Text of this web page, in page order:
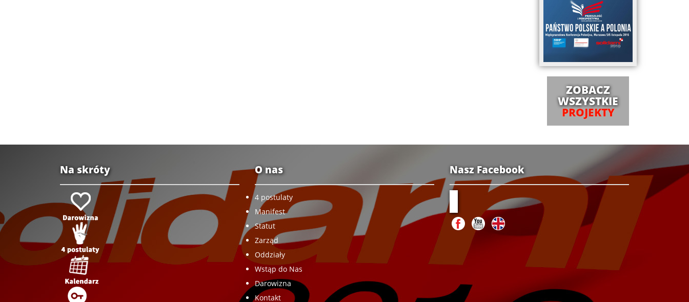
ZOBACZ
WSZYSTKIE
PROJEKTY
Na skróty O nas
4 postulaty
Manifest
Statut
Zarząd
Oddziały
Wstąp do Nas
Darowizna
Kontakt
Nasz Facebook